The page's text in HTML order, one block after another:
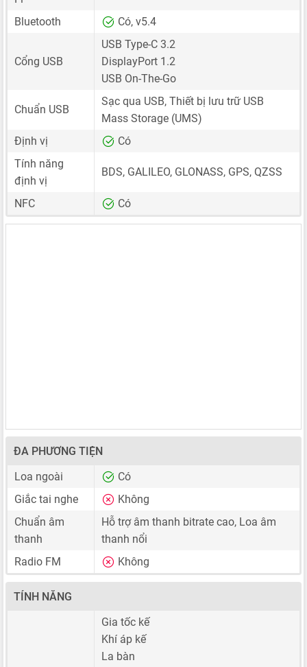
Bluetooth Có, v5.4
Cổng USB
USB Type-C 3.2
DisplayPort 1.2
USB On-The-Go
Chuẩn USB
Sạc qua USB, Thiết bị lưu trữ USB
Mass Storage (UMS)
Định vị
Có
Tính năng
định vị
BDS, GALILEO, GLONASS, GPS, QZSS
NFC Có
ĐA PHƯƠNG TIỆN
Loa ngoài
Có
Giắc tai nghe
Không
Chuẩn âm
thanh
Hỗ trợ âm thanh bitrate cao, Loa âm
thanh nổi
Radio FM
Không
TÍNH NĂNG
Gia tốc kế
Khí áp kế
La bàn